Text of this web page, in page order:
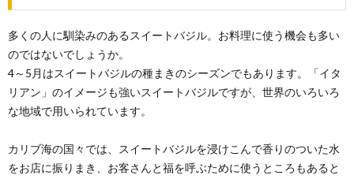
多くの人に馴染みのあるスイートバジル。お料理に使う機会も多い
のではないでしょうか。
4～5月はスイートバジルの種まきのシーズンでもあります。「イタ
リアン」のイメージも強いスイートバジルですが、世界のいろいろ
な地域で用いられています。
カリブ海の国々では、スイートバジルを浸けこんで香りのついた水
をお店に振りまき、お客さんと福を呼ぶために使うところもあると